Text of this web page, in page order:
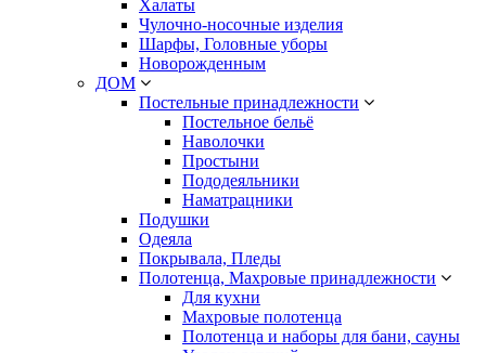
Халаты
Чулочно-носочные изделия
Шарфы, Головные уборы
Новорожденным
ДОМ
Постельные принадлежности
Постельное бельё
Наволочки
Простыни
Пододеяльники
Наматрацники
Подушки
Одеяла
Покрывала, Пледы
Полотенца, Махровые принадлежности
Для кухни
Махровые полотенца
Полотенца и наборы для бани, сауны